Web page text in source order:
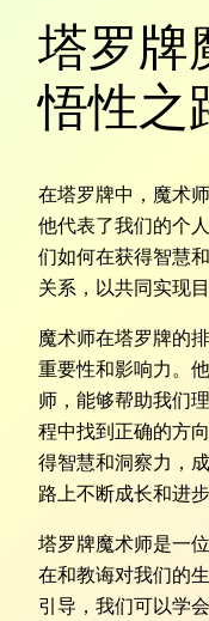
塔罗牌
悟性之
在塔罗牌中，魔术
他代表了我们的个
们如何在获得智慧
关系，以共同实现目
魔术师在塔罗牌的
重要性和影响力。
师，能够帮助我们
程中找到正确的方
得智慧和洞察力，
路上不断成长和进步
塔罗牌魔术师是一
在和教诲对我们的
引导，我们可以学